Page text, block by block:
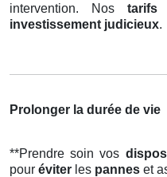
intervention. Nostarifs
investissement judicieux.
Prolonger la durée de vie
**Prendre soin vos
pour éviter les pannes et